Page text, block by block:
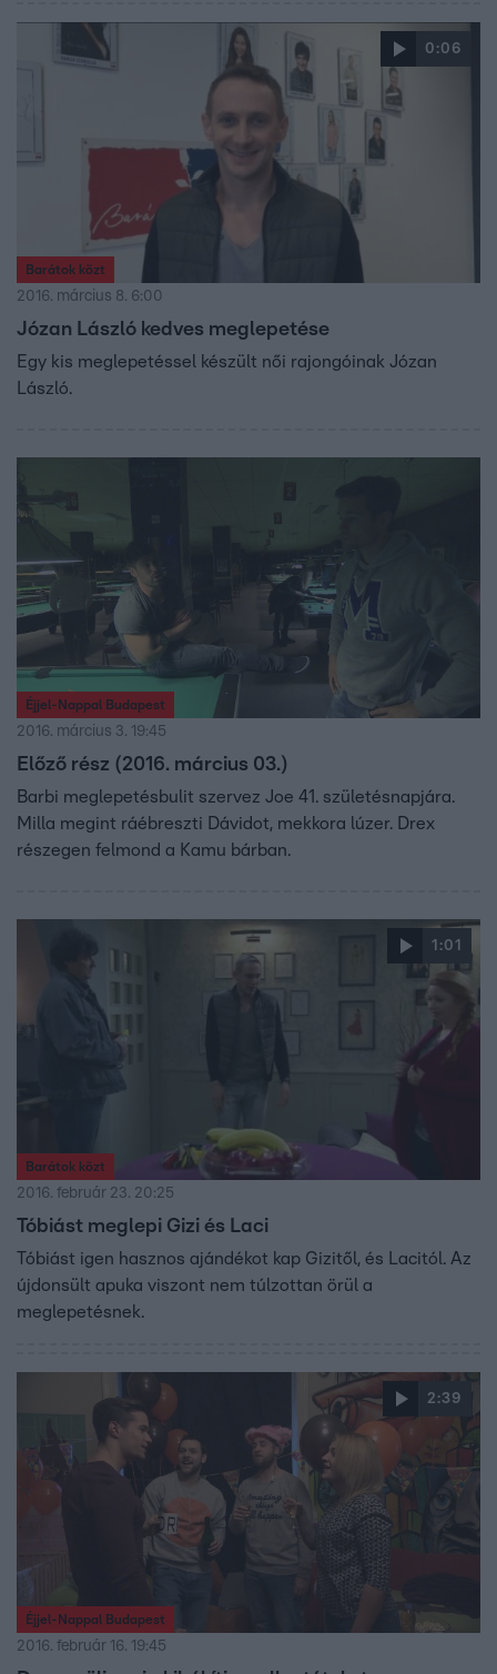
0:06
Barátok közt
2016. március 8. 6:00
Józan László kedves meglepetése
Egy kis meglepetéssel készült női rajongóinak Józan
László.
Éjjel-Nappal Budapest
2016. március 3. 19:45
Előző rész (2016. március 03.)
Barbi meglepetésbulit szervez Joe 41. születésnapjára.
Milla megint ráébreszti Dávidot, mekkora lúzer. Drex
részegen felmond a Kamu bárban.
1:01
Barátok közt
2016. február 23. 20:25
Tóbiást meglepi Gizi és Laci
Tóbiást igen hasznos ajándékot kap Gizitől, és Lacitól. Az
újdonsült apuka viszont nem túlzottan örül a
meglepetésnek.
2:39
Éjjel-Nappal Budapest
2016. február 16. 19:45